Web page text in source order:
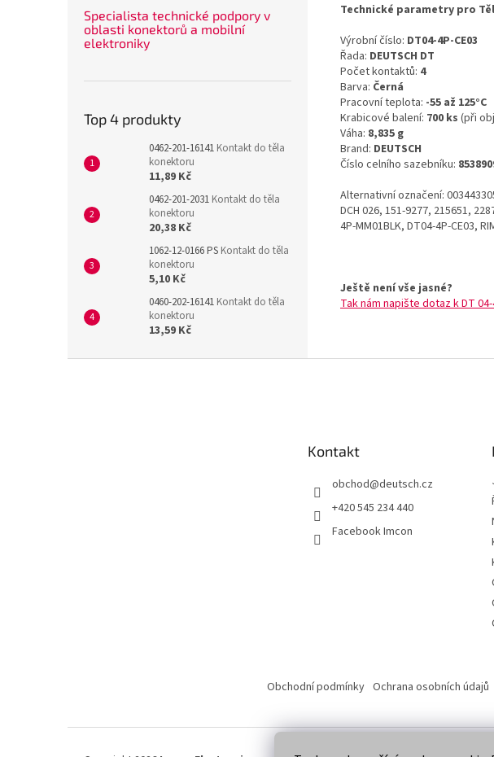
Specialista technické podpory v
oblasti konektorů a mobilní
elektroniky
Top 4 produkty
0462-201-16141 Kontakt do těla
konektoru
11,89 Kč
0462-201-2031 Kontakt do těla
konektoru
20,38 Kč
1062-12-0166 PS Kontakt do těla
konektoru
5,10 Kč
0460-202-16141 Kontakt do těla
konektoru
13,59 Kč
Technické parametry pro
Výrobní číslo: DT04-4P-CE03
Řada: DEUTSCH DT
Počet kontaktů: 4
Barva: Černá
Pracovní teplota: -55 až 125°C
Krabicové balení: 700 ks (při
Váha: 8,835 g
Brand: DEUTSCH
Číslo celního sazebníku:
Alternativní označení:
DCH 026, 151-9277, 215651,
4P-MM01BLK, DT04-4P-CE03,
Ještě není vše jasné?
Tak nám napište dotaz k DT
Kontakt
obchod@deutsch.cz
+420 545 234 440
Facebook Imcon
Obchodní podmínky Ochrana osobních údajů